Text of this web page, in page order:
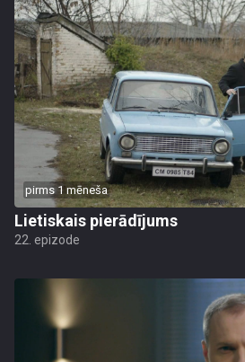
pirms 1 mēneša
Lietiskais pierādījums
22. epizode